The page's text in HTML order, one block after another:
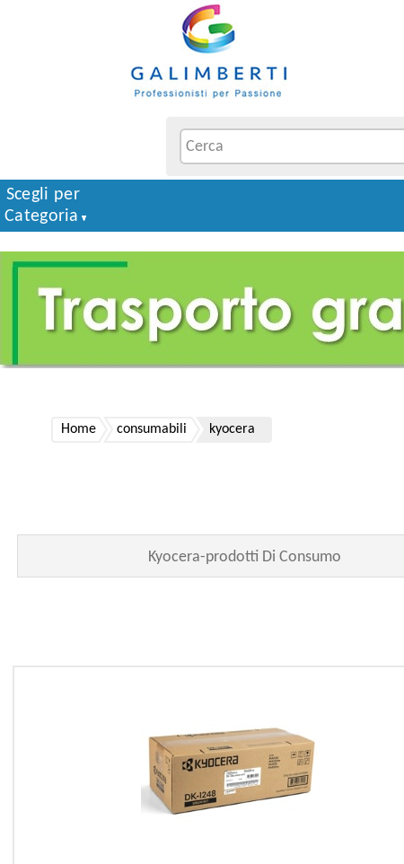
Scegli per
Categoria
Home consumabili kyocera
Kyocera-prodotti Di Consumo